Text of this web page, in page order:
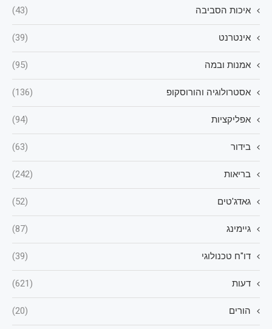
איכות הסביבה (43)
אינטרנט (39)
אמנות ובמה (95)
אסטרולוגיה והורוסקופ (136)
אפליקציות (94)
בידור (63)
בריאות (242)
גאדג'טים (52)
גיימינג (87)
דו"ח טכנולוגי (39)
דעות (621)
הורים (20)